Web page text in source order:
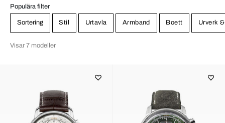
Populära filter
Sortering Stil Urtavla Armband Boett Urverk
Visar 7 modeller